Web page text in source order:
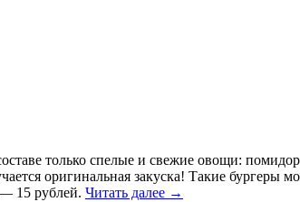
только спелые и свежие овощи:
оригинальная закуска! Такие бургеры
15 рублей. Читать далее →